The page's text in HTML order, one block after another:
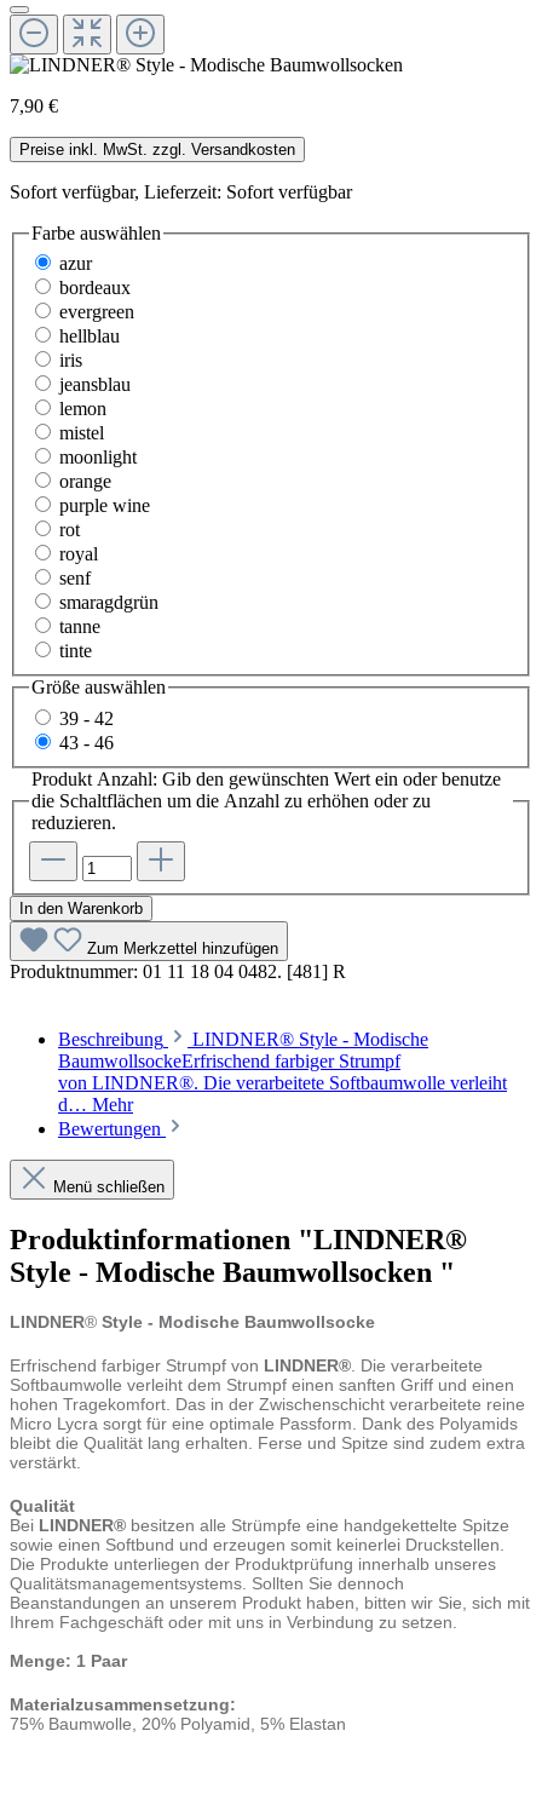
7,90 €
Preise inkl. MwSt. zzgl. Versandkosten
Sofort verfügbar, Lieferzeit: Sofort verfügbar
Farbe auswählen
azur
bordeaux
evergreen
hellblau
iris
jeansblau
lemon
mistel
moonlight
orange
purple wine
rot
royal
senf
smaragdgrün
tanne
tinte
Größe auswählen
39 - 42
43 - 46
Produkt Anzahl: Gib den gewünschten Wert ein oder benutze
die Schaltflächen um die Anzahl zu erhöhen oder zu
reduzieren.
In den Warenkorb
Zum Merkzettel hinzufügen
Produktnummer: 01 11 18 04 0482. [481] R
Beschreibung
LINDNER® Style - Modische
BaumwollsockeErfrischend farbiger Strumpf
von LINDNER®. Die verarbeitete Softbaumwolle verleiht
d… Mehr
Bewertungen
Menü schließen
Produktinformationen "LINDNER®
Style - Modische Baumwollsocken "
LINDNER® Style - Modische Baumwollsocke
Erfrischend farbiger Strumpf von LINDNER®. Die verarbeitete
Softbaumwolle verleiht dem Strumpf einen sanften Griff und einen
hohen Tragekomfort. Das in der Zwischenschicht verarbeitete reine
Micro Lycra sorgt für eine optimale Passform. Dank des Polyamids
bleibt die Qualität lang erhalten. Ferse und Spitze sind zudem extra
verstärkt.
Qualität
Bei LINDNER® besitzen alle Strümpfe eine handgekettelte Spitze
sowie einen Softbund und erzeugen somit keinerlei Druckstellen.
Die Produkte unterliegen der Produktprüfung innerhalb unseres
Qualitätsmanagementsystems. Sollten Sie dennoch
Beanstandungen an unserem Produkt haben, bitten wir Sie, sich mit
Ihrem Fachgeschäft oder mit uns in Verbindung zu setzen.
Menge: 1 Paar
Materialzusammensetzung:
75% Baumwolle, 20% Polyamid, 5% Elastan